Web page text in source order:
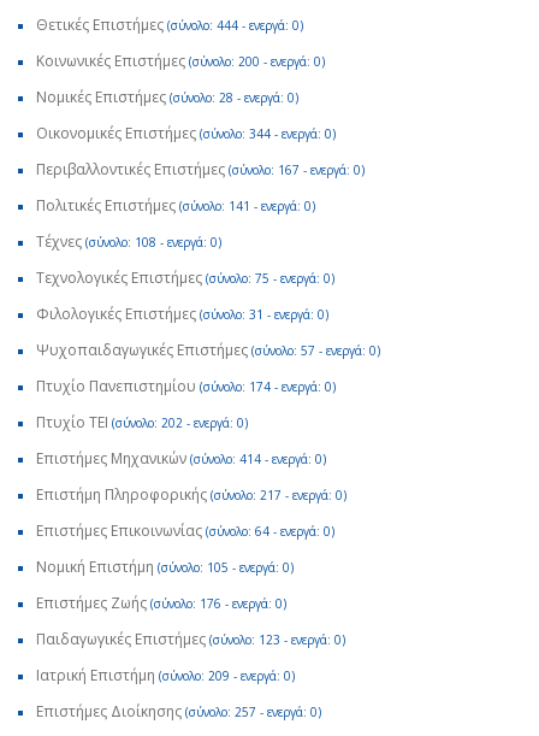
Θετικές Επιστήμες (σύνολο: 444 - ενεργά: 0)
Κοινωνικές Επιστήμες (σύνολο: 200 - ενεργά: 0)
Νομικές Επιστήμες (σύνολο: 28 - ενεργά: 0)
Οικονομικές Επιστήμες (σύνολο: 344 - ενεργά: 0)
Περιβαλλοντικές Επιστήμες (σύνολο: 167 - ενεργά: 0)
Πολιτικές Επιστήμες (σύνολο: 141 - ενεργά: 0)
Τέχνες (σύνολο: 108 - ενεργά: 0)
Τεχνολογικές Επιστήμες (σύνολο: 75 - ενεργά: 0)
Φιλολογικές Επιστήμες (σύνολο: 31 - ενεργά: 0)
Ψυχοπαιδαγωγικές Επιστήμες (σύνολο: 57 - ενεργά: 0)
Πτυχίο Πανεπιστημίου (σύνολο: 174 - ενεργά: 0)
Πτυχίο ΤΕΙ (σύνολο: 202 - ενεργά: 0)
Επιστήμες Μηχανικών (σύνολο: 414 - ενεργά: 0)
Επιστήμη Πληροφορικής (σύνολο: 217 - ενεργά: 0)
Επιστήμες Επικοινωνίας (σύνολο: 64 - ενεργά: 0)
Νομική Επιστήμη (σύνολο: 105 - ενεργά: 0)
Επιστήμες Ζωής (σύνολο: 176 - ενεργά: 0)
Παιδαγωγικές Επιστήμες (σύνολο: 123 - ενεργά: 0)
Ιατρική Επιστήμη (σύνολο: 209 - ενεργά: 0)
Επιστήμες Διοίκησης (σύνολο: 257 - ενεργά: 0)